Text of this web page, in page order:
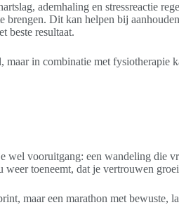
ademhaling en stressreactie
Dit kan helpen bij
beste resultaat.
in combinatie met fysiotherapie
wel vooruitgang: een wandeling die
toeneemt, dat je vertrouwen
maar een marathon met bewuste,